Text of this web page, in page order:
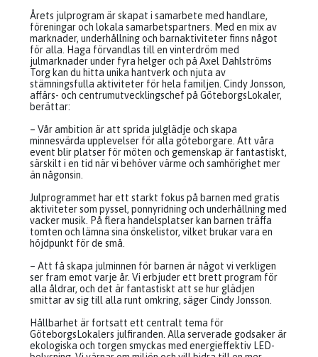
Årets julprogram är skapat i samarbete med handlare,
föreningar och lokala samarbetspartners. Med en mix av
marknader, underhållning och barnaktiviteter finns något
för alla. Haga förvandlas till en vinterdröm med
julmarknader under fyra helger och på Axel Dahlströms
Torg kan du hitta unika hantverk och njuta av
stämningsfulla aktiviteter för hela familjen. Cindy Jonsson,
affärs- och centrumutvecklingschef på GöteborgsLokaler,
berättar:
– Vår ambition är att sprida julglädje och skapa
minnesvärda upplevelser för alla göteborgare. Att våra
event blir platser för möten och gemenskap är fantastiskt,
särskilt i en tid när vi behöver värme och samhörighet mer
än någonsin.
Julprogrammet har ett starkt fokus på barnen med gratis
aktiviteter som pyssel, ponnyridning och underhållning med
vacker musik. På flera handelsplatser kan barnen träffa
tomten och lämna sina önskelistor, vilket brukar vara en
höjdpunkt för de små.
– Att få skapa julminnen för barnen är något vi verkligen
ser fram emot varje år. Vi erbjuder ett brett program för
alla åldrar, och det är fantastiskt att se hur glädjen
smittar av sig till alla runt omkring, säger Cindy Jonsson.
Hållbarhet är fortsatt ett centralt tema för
GöteborgsLokalers julfiranden. Alla serverade godsaker är
ekologiska och torgen smyckas med energieffektiv LED-